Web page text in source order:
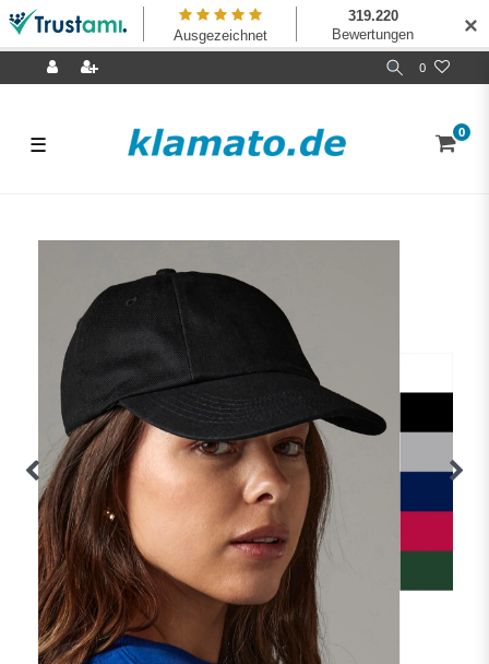
0
☰ 0
✕